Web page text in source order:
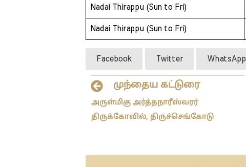
Nadai Thirappu (Sun to Fri)
Nadai Thirappu (Sun to Fri)
Facebook Twitter WhatsApp
முந்தைய கட்டுரை
அருள்மிகு அர்த்தநாரீஸ்வரர்
திருக்கோவில், திருச்செங்கோடு